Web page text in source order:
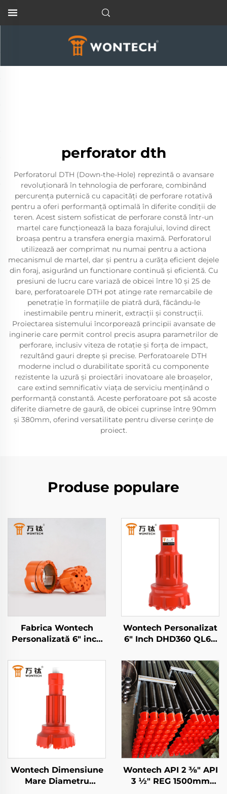
perforator dth
Perforatorul DTH (Down-the-Hole) reprezintă o avansare
revoluționară în tehnologia de perforare, combinând
percurența puternică cu capacități de perforare rotativă
pentru a oferi performanță optimală în diferite condiții de
teren. Acest sistem sofisticat de perforare constă într-un
martel care funcționează la baza forajului, lovind direct
broașa pentru a transfera energia maximă. Perforatorul
utilizează aer comprimat nu numai pentru a actiona
mecanismul de martel, dar și pentru a curăța eficient dejele
din foraj, asigurând un functionare continuă și eficientă. Cu
presiuni de lucru care variază de obicei între 10 și 25 de
bare, perforatoarele DTH pot atinge rate remarcabile de
penetrație în formațiile de piatră dură, făcându-le
inestimabile pentru minerit, extracții și construcții.
Proiectarea sistemului încorporează principii avansate de
inginerie care permit control precis asupra parametrilor de
perforare, inclusiv viteza de rotație și forța de impact,
rezultând gauri drepte și precise. Perforatoarele DTH
moderne includ o durabilitate sporită cu componente
rezistente la uzură și proiectări inovatoare ale broașelor,
care extind semnificativ viața de serviciu menținând o
performanță constantă. Aceste perforatoare pot să acoste
diferite diametre de gaură, de obicei cuprinse între 90mm
și 380mm, oferind versatilitate pentru diverse cerințe de
proiect.
Produse populare
Fabrica Wontech
Personalizată 6" inch
Concentric Sistem de
Foraj Overburden DTH
Pilot Bit cu bit inelar
Wontech Personalizat
6" Inch DHD360 QL60
DTH pentru Perforare
Pozițiuni Minere
Blasting
Wontech Dimensiune
Mare Diametru
Wontech API 2 3⁄8" API
3 1⁄2" REG 1500mm